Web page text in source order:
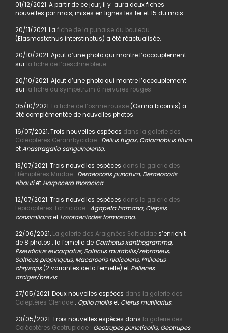
01/12/2021. A partir de ce jour, il y aura deux fiches
nouvelles par mois, mises en lignes les 1er et 15 du mois.
20/11/2021. La fiche de la punaise du bouleau
(Elasmostethus interstinctus) a été réactualisée.
20/10/2021. Ajout d’une photo qui montre l’accouplement
sur la fiche de l’aeschne bleue.
20/10/2021. Ajout d’une photo qui montre l’accouplement
sur la fiche du sympetrum à nervures rouges.
05/10/2021. La fiche de l’osmie rousse(Osmia bicornis) a
été complémentée de nouvelles photos.
16/07/2021. Trois nouvelles espèces dans la galerie des
Coléoptères Cerambycidae: Deilus fugax, Calamobius filum
etAnastragalia sanguinolenta.
13/07/2021. Trois nouvelles espèces dans la galerie des
Hémiptères Miridae: Deraeocoris punctum, Deraeocoris
ribautiet Harpocera thoracica.
12/07/2021. Trois nouvelles espèces dans la galerie des
Lépidoptères Tortricidae: Agapeta hamana, Clepsis
consimilanaet Lozotaeniodes formosana.
22/06/2021. La galerie des Araignées Salticidaes’enrichit
de 8 photos : la femelle de Carrhotus xanthogramma,
Pseudicius eucarpatus, Salticus mutabilis/zebraneus,
Salticus propinquus, Macaroeris nidicolens, Philaeus
chrysops(2 variantes de la femelle) et Pellenes
arciger/brevis.
27/05/2021. Deux nouvelles espèces dans la galerie des
Coléptères Cleridae: Opilo molliset Clerus mutillarius.
23/05/2021. Trois nouvelles espèces dans la galerie des
Coléoptères Geotrupidae: Geotrupes puncticollis, Geotrupes